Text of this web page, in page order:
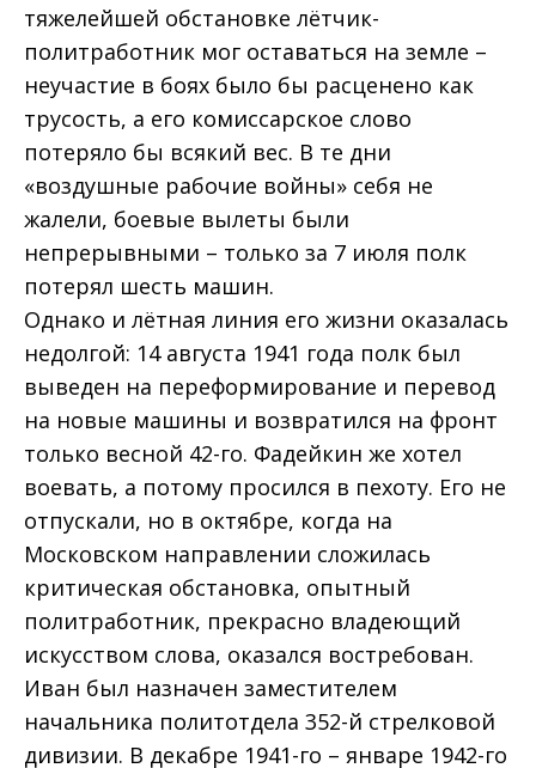
тяжелейшей обстановке лётчик-
политработник мог оставаться на земле –
неучастие в боях было бы расценено как
трусость, а его комиссарское слово
потеряло бы всякий вес. В те дни
«воздушные рабочие войны» себя не
жалели, боевые вылеты были
непрерывными – только за 7 июля полк
потерял шесть машин.
Однако и лётная линия его жизни оказалась
недолгой: 14 августа 1941 года полк был
выведен на переформирование и перевод
на новые машины и возвратился на фронт
только весной 42-го. Фадейкин же хотел
воевать, а потому просился в пехоту. Его не
отпускали, но в октябре, когда на
Московском направлении сложилась
критическая обстановка, опытный
политработник, прекрасно владеющий
искусством слова, оказался востребован.
Иван был назначен заместителем
начальника политотдела 352-й стрелковой
дивизии. В декабре 1941-го – январе 1942-го